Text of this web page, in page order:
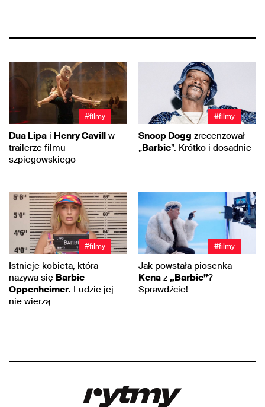
#filmy
Dua Lipa i Henry Cavill w
trailerze filmu
szpiegowskiego
#filmy
Snoop Dogg zrecenzował
„Barbie”. Krótko i dosadnie
#filmy
Istnieje kobieta, która
nazywa się Barbie
Oppenheimer. Ludzie jej
nie wierzą
#filmy
Jak powstała piosenka
Kena z „Barbie”?
Sprawdźcie!